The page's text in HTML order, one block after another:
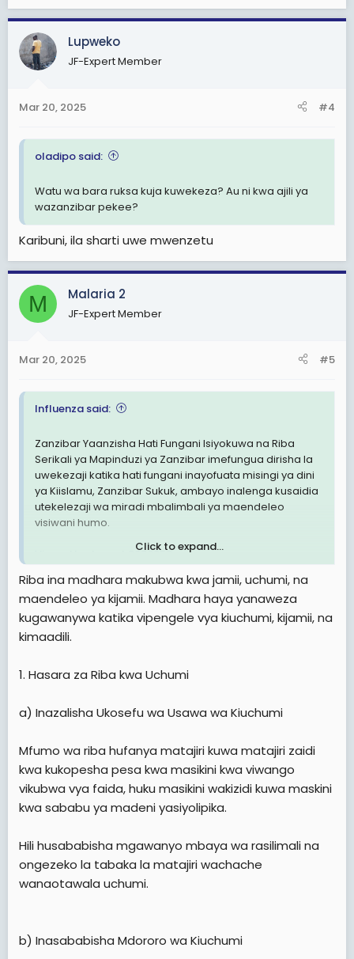
a
c
t
i
s
Lupweko
JF-Expert Member
Mar 20, 2025 #4
oladipo said:
Watu wa bara ruksa kuja kuwekeza? Au ni kwa ajili ya
wazanzibar pekee?
Karibuni, ila sharti uwe mwenzetu
M Malaria 2
JF-Expert Member
Mar 20, 2025 #5
Influenza said:
Zanzibar Yaanzisha Hati Fungani Isiyokuwa na Riba
Serikali ya Mapinduzi ya Zanzibar imefungua dirisha la
uwekezaji katika hati fungani inayofuata misingi ya dini
ya Kiislamu, Zanzibar Sukuk, ambayo inalenga kusaidia
utekelezaji wa miradi mbalimbali ya maendeleo
visiwani humo.
View attachment 3276953
Akizungumza baada ya kikao na Waziri wa Nchi, Ofisi ya
Rais, Fedha na Mipango Zanzibar, Dk. Saada Mkuya,
kilichofanyika katika ofisi za Benki Kuu ya Tanzania jijini
Dar es Salaam, Gavana wa Benki Kuu, Bw.Emmanuel
wa kifedha na kubaini kuwa baadhi ya watu, kutokana
kwenye uwekezaji unaotoa riba.
"Kufuatia utafiti huu, tulifanya marekebisho kwenye
Sheria ya Benki Kuu, Sheria ya Benki na Taasisi za Fedha,
pamoja na Sheria ya Huduma Ndogo za Fedha ili
kuzingatia misingi ya Kiislamu," alisema.
Aliongeza kuwa fursa hii ya uwekezaji inaruhusu
wananchi wa ndani na nje ya nchi kushiriki kikamilifu,
fursa ya kushiriki kulingana na imani zao, hivyo kusaidia
miradi ya maendeleo ya serikali, kukuza, na pia
Click to expand...
Riba ina madhara makubwa kwa jamii, uchumi, na
maendeleo ya kijamii. Madhara haya yanaweza
kugawanywa katika vipengele vya kiuchumi, kijamii, na
kimaadili.
1. Hasara za Riba kwa Uchumi
a) Inazalisha Ukosefu wa Usawa wa Kiuchumi
Mfumo wa riba hufanya matajiri kuwa matajiri zaidi
kwa kukopesha pesa kwa masikini kwa viwango
vikubwa vya faida, huku masikini wakizidi kuwa maskini
kwa sababu ya madeni yasiyolipika.
Hili husababisha mgawanyo mbaya wa rasilimali na
ongezeko la tabaka la matajiri wachache
wanaotawala uchumi.
b) Inasababisha Mdororo wa Kiuchumi